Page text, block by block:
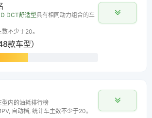
DCT舒适型具有相同动力组合的车
不少于20。
款车型）
内的油耗排行榜
自动档, 统计车主数不少于20。